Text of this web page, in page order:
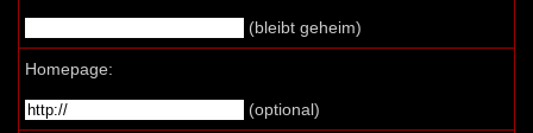
(bleibt geheim)
Homepage:
(optional)